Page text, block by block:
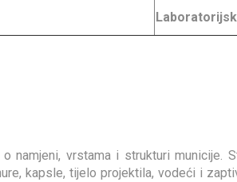
o namjeni, vrstama i strukturi municije.
kapsle, tijelo projektila, vodeći i